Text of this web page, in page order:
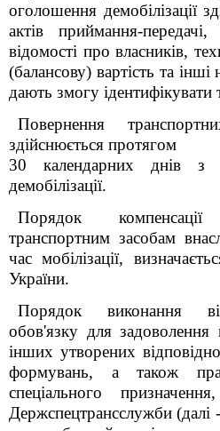
оголошення демобілізації
актів приймання-
відомості про власників,
(балансову) вартість та
дають змогу ідентифікувати
Повернення
здійснюється протягом
30 календарних днів з
демобілізації.
Порядок
транспортним засобам
час мобілізації,
України.
Порядок виконання
обов'язку для
інших утворених
формувань, а також
спеціального
Держспецтрансслужби (далі